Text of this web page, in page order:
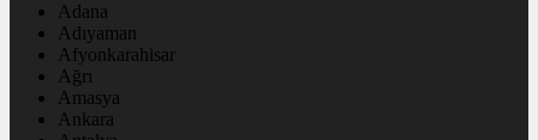
Adana
Adıyaman
Afyonkarahisar
Ağrı
Amasya
Ankara